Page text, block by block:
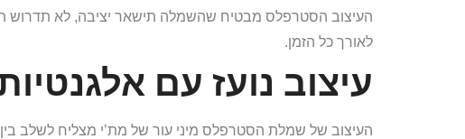
העיצוב הסטרפלס מבטיח שהשמלה תישאר יציבה, לא תדרוש
לאורך כל הזמן.
עיצוב נועז עם
העיצוב של שמלת הסטרפלס מיני עור של מת’י מצליח לשלב בין